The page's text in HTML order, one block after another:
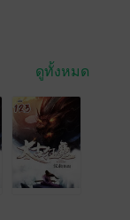
ดูทั้งหมด